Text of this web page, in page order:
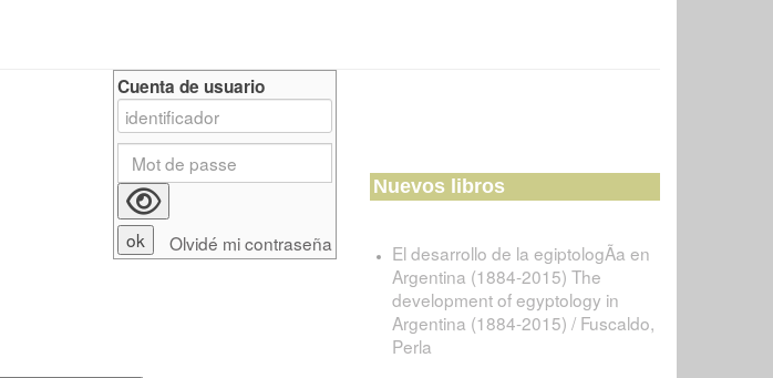
Cuenta de usuario
Olvidé mi contraseña
Nuevos libros
El desarrollo de la egiptologÃ­a en
Argentina (1884-2015) The
development of egyptology in
Argentina (1884-2015) / Fuscaldo,
Perla